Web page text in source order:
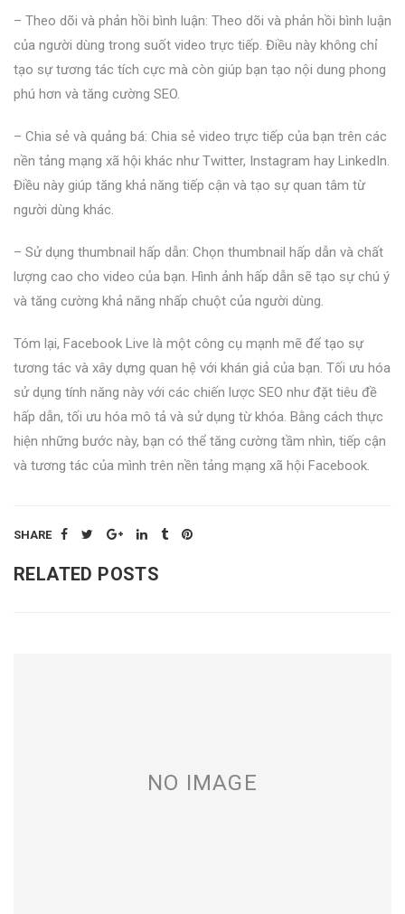
– Theo dõi và phản hồi bình luận: Theo dõi và phản hồi bình luận
của người dùng trong suốt video trực tiếp. Điều này không chỉ
tạo sự tương tác tích cực mà còn giúp bạn tạo nội dung phong
phú hơn và tăng cường SEO.
– Chia sẻ và quảng bá: Chia sẻ video trực tiếp của bạn trên các
nền tảng mạng xã hội khác như Twitter, Instagram hay LinkedIn.
Điều này giúp tăng khả năng tiếp cận và tạo sự quan tâm từ
người dùng khác.
– Sử dụng thumbnail hấp dẫn: Chọn thumbnail hấp dẫn và chất
lượng cao cho video của bạn. Hình ảnh hấp dẫn sẽ tạo sự chú ý
và tăng cường khả năng nhấp chuột của người dùng.
Tóm lại, Facebook Live là một công cụ mạnh mẽ để tạo sự
tương tác và xây dựng quan hệ với khán giả của bạn. Tối ưu hóa
sử dụng tính năng này với các chiến lược SEO như đặt tiêu đề
hấp dẫn, tối ưu hóa mô tả và sử dụng từ khóa. Bằng cách thực
hiện những bước này, bạn có thể tăng cường tầm nhìn, tiếp cận
và tương tác của mình trên nền tảng mạng xã hội Facebook.
SHARE
RELATED POSTS
NO IMAGE